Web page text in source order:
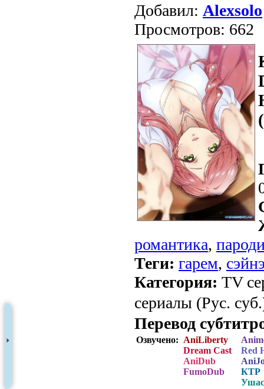
Добавил: Alexsolo
Просмотров: 662
романтика,
Теги: гарем,
Категория: TV
сериалы (Рус.
Перевод
Озвучено: AniLiberty
Dream Cast
AniDub
FumoDub
Red
КТР